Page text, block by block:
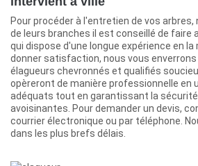
Pour procéder à l'entretien de vos
de leurs branches il est conseillé de faire
qui dispose d'une longue expérience en la
donner satisfaction, nous vous
élagueurs chevronnés et qualifiés
opèreront de manière professionnelle en
adéquats tout en garantissant la
avoisinantes. Pour demander un devis,
courrier électronique ou par téléphone.
dans les plus brefs délais.